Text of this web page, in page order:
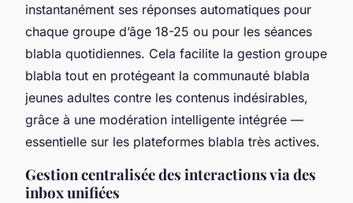
instantanément ses réponses automatiques pour
chaque groupe d’âge 18-25 ou pour les séances
blabla quotidiennes. Cela facilite la gestion groupe
blabla tout en protégeant la communauté blabla
jeunes adultes contre les contenus indésirables,
grâce à une modération intelligente intégrée —
essentielle sur les plateformes blabla très actives.
Gestion centralisée des interactions via des
inbox unifiées